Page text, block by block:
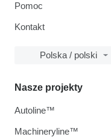
Pomoc
Kontakt
Polska / polski
Nasze projekty
Autoline™
Machineryline™